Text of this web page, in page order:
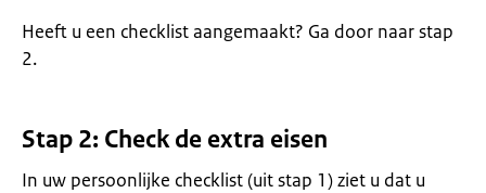
Heeft u een checklist aangemaakt? Ga door naar stap
2.
Stap 2: Check de extra eisen
In uw persoonlijke checklist (uit stap 1) ziet u dat u